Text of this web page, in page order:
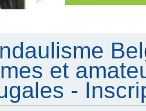
et
-